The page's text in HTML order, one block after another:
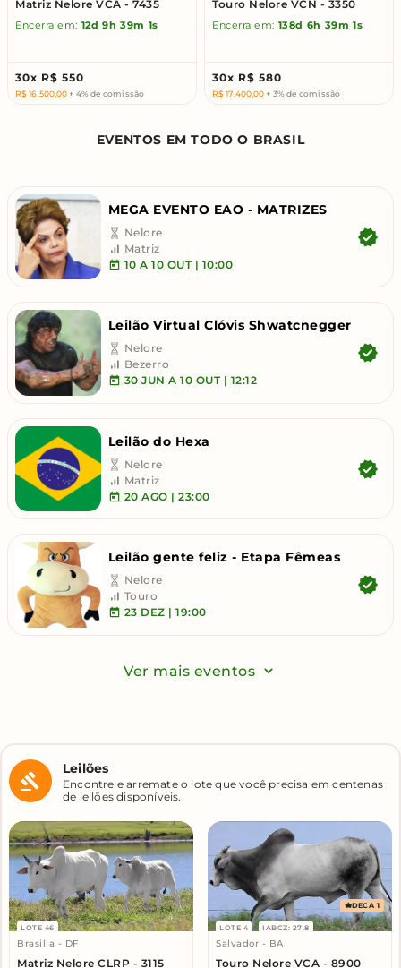
Matriz Nelore VCA - 7435
Encerra em: 12d 9h 39m 0s
30x R$ 550
R$ 16.500,00+ 4% de comissão
Touro Nelore VCN - 3350
Encerra em: 138d 6h 39m 0s
30x R$ 580
R$ 17.400,00+ 3% de comissão
EVENTOS EM TODO O BRASIL
MEGA EVENTO EAO - MATRIZES
Nelore
Matriz
10 A 10 OUT | 10:00
Leilão Virtual Clóvis Shwatcnegger
Nelore
Bezerro
30 JUN A 10 OUT | 12:12
Leilão do Hexa
Nelore
Matriz
20 AGO | 23:00
Leilão gente feliz - Etapa Fêmeas
Nelore
Touro
23 DEZ | 19:00
Ver mais eventos
Leilões
Encontre e arremate o lote que você precisa em centenas
de leilões disponíveis.
LOTE 46
Brasilia - DF
Matriz Nelore CLRP - 3115
LOTE 4 IABCZ: 27.8
DECA 1
Salvador - BA
Touro Nelore VCA - 8900